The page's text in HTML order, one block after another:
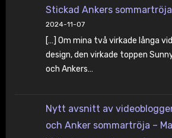
Stickad Ankers sommartröja
2024-11-07
[…] Om mina två virkade långa
design, den virkade toppen
och Ankers…
Nytt avsnitt av
och Anker sommartröja –